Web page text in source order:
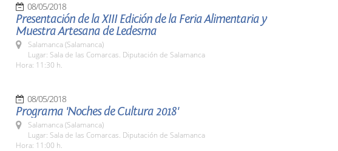
08/05/2018
Presentación de la XIII Edición de la Feria Alimentaria y
Muestra Artesana de Ledesma
Salamanca (Salamanca)
Lugar: Sala de las Comarcas. Diputación de Salamanca
Hora: 11:30 h.
08/05/2018
Programa 'Noches de Cultura 2018'
Salamanca (Salamanca)
Lugar: Sala de las Comarcas. Diputación de Salamanca
Hora: 11:00 h.